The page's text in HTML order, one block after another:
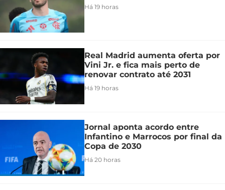
Há 19 horas
Real Madrid aumenta oferta por
Vini Jr. e fica mais perto de
renovar contrato até 2031
Há 19 horas
Jornal aponta acordo entre
Infantino e Marrocos por final da
Copa de 2030
Há 20 horas